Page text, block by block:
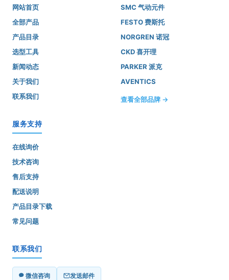
网站首页
全部产品
产品目录
选型工具
新闻动态
关于我们
联系我们
SMC 气动元件
FESTO 费斯托
NORGREN 诺冠
CKD 喜开理
PARKER 派克
AVENTICS
查看全部品牌 →
服务支持
在线询价
技术咨询
售后支持
配送说明
产品目录下载
常见问题
联系我们
微信咨询 发送邮件